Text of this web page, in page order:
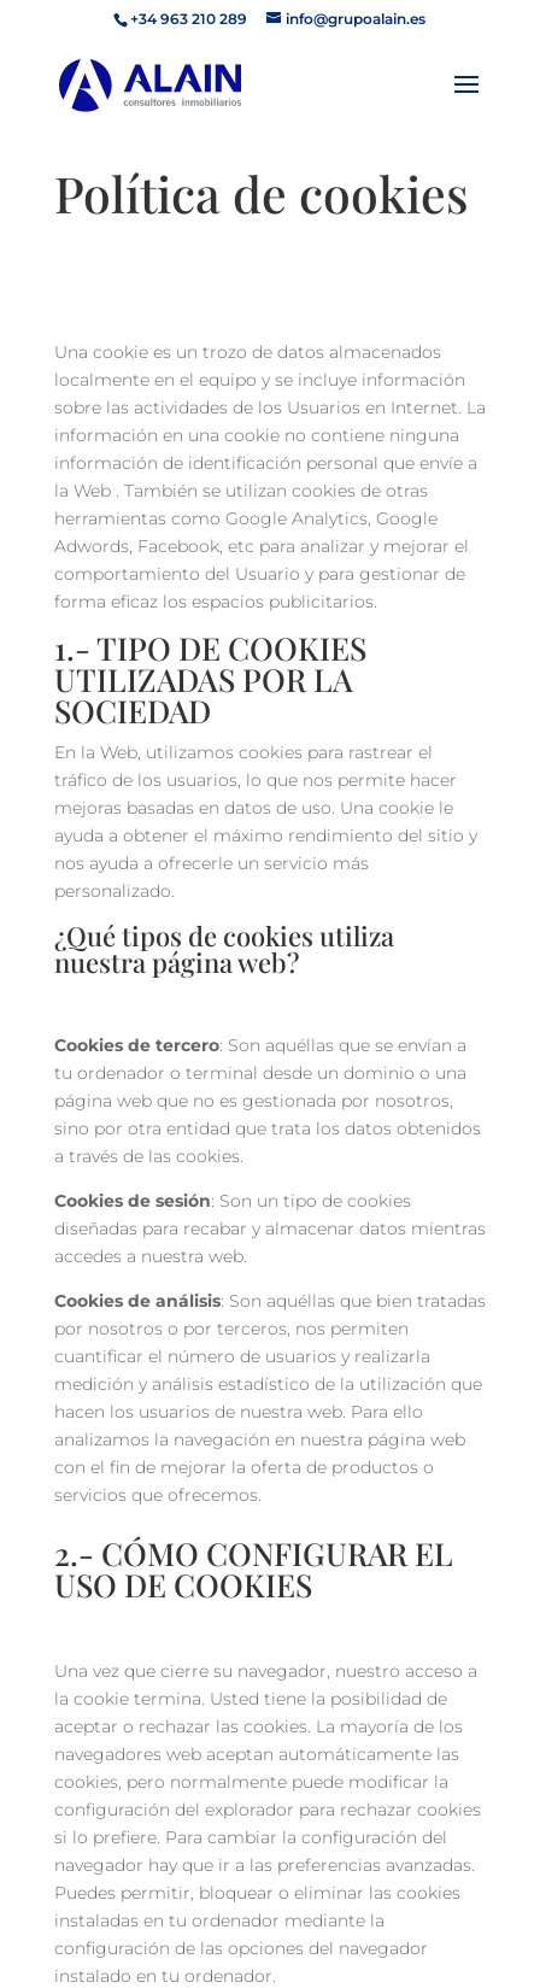
+34 963 210 289 info@grupoalain.es
Política de cookies
Una cookie es un trozo de datos almacenados
localmente en el equipo y se incluye información
sobre las actividades de los Usuarios en Internet. La
información en una cookie no contiene ninguna
información de identificación personal que envíe a
la Web . También se utilizan cookies de otras
herramientas como Google Analytics, Google
Adwords, Facebook, etc para analizar y mejorar el
comportamiento del Usuario y para gestionar de
forma eficaz los espacios publicitarios.
1.- TIPO DE COOKIES
UTILIZADAS POR LA
SOCIEDAD
En la Web, utilizamos cookies para rastrear el
tráfico de los usuarios, lo que nos permite hacer
mejoras basadas en datos de uso. Una cookie le
ayuda a obtener el máximo rendimiento del sitio y
nos ayuda a ofrecerle un servicio más
personalizado.
¿Qué tipos de cookies utiliza
nuestra página web?
Cookies de tercero: Son aquéllas que se envían a
tu ordenador o terminal desde un dominio o una
página web que no es gestionada por nosotros,
sino por otra entidad que trata los datos obtenidos
a través de las cookies.
Cookies de sesión: Son un tipo de cookies
diseñadas para recabar y almacenar datos mientras
accedes a nuestra web.
Cookies de análisis: Son aquéllas que bien tratadas
por nosotros o por terceros, nos permiten
cuantificar el número de usuarios y realizarla
medición y análisis estadístico de la utilización que
hacen los usuarios de nuestra web. Para ello
analizamos la navegación en nuestra página web
con el fin de mejorar la oferta de productos o
servicios que ofrecemos.
2.- CÓMO CONFIGURAR EL
USO DE COOKIES
Una vez que cierre su navegador, nuestro acceso a
la cookie termina. Usted tiene la posibilidad de
aceptar o rechazar las cookies. La mayoría de los
navegadores web aceptan automáticamente las
cookies, pero normalmente puede modificar la
configuración del explorador para rechazar cookies
si lo prefiere. Para cambiar la configuración del
navegador hay que ir a las preferencias avanzadas.
Puedes permitir, bloquear o eliminar las cookies
instaladas en tu ordenador mediante la
configuración de las opciones del navegador
instalado en tu ordenador.